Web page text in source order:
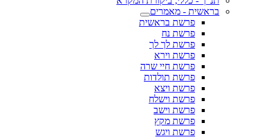
בראשית - מאמרים
פרשת בראשית
פרשת נח
פרשת לך לך
פרשת וירא
פרשת חיי שרה
פרשת תולדות
פרשת ויצא
פרשת וישלח
פרשת וישב
פרשת מקץ
פרשת ויגש